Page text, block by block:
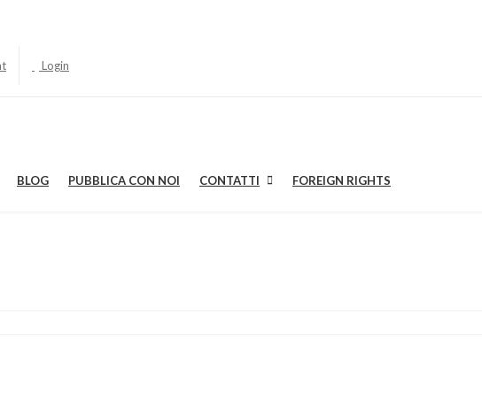
Login
BLOG PUBBLICA CON NOI CONTATTI FOREIGN RIGHTS